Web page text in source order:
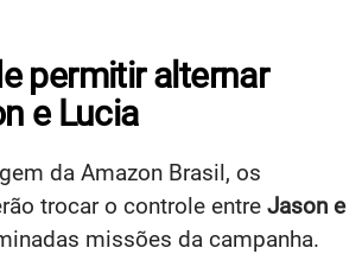
permitir alternar
e Lucia
da Amazon Brasil, os
trocar o controle entre Jason e
missões da campanha.